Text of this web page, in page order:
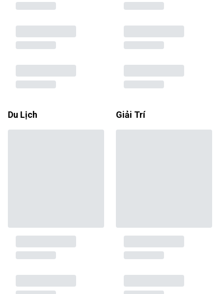
Du Lịch Giải Trí